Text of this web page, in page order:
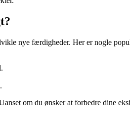
nye færdigheder. Her er nogle
om du ønsker at forbedre dine